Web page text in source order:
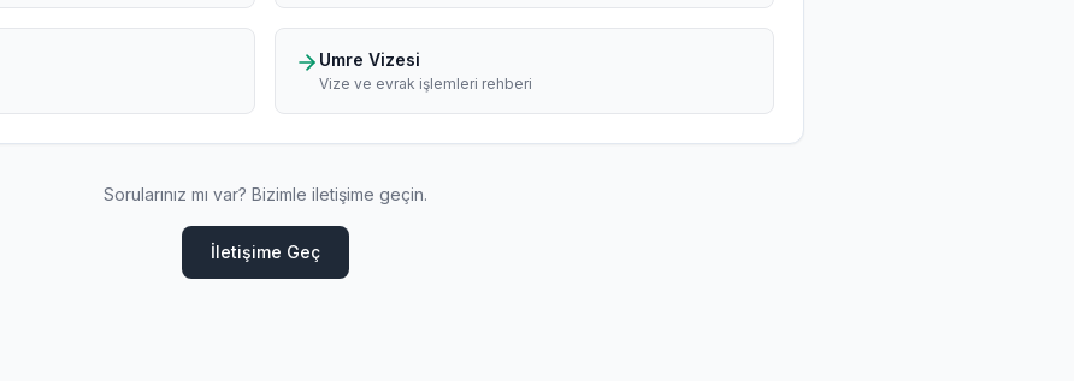
Umre Vizesi
Vize ve evrak işlemleri rehberi
Sorularınız mı var? Bizimle iletişime geçin.
İletişime Geç